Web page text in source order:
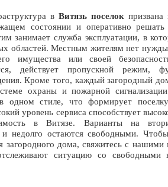
в Витязь поселок призвана
состоянии и оперативно решать
занимает служба эксплуатации, в
областей. Местным жителям нет нужды
имущества или своей
действует пропускной режим,
Кроме того, каждый загородный
охраны и пожарной
одном стиле, что формирует поселку
уровень сервиса способствует
в Витязе. Варианты на
и недолго остаются свободными.
загородного дома, свяжитесь с
ситуацию со свободными